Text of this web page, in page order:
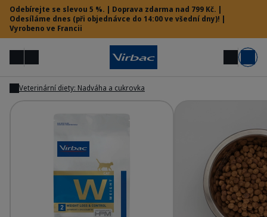
Odebírejte se slevou 5 %. | Doprava zdarma nad 799 Kč. |
Odesíláme dnes (při objednávce do 14:00 ve všední dny)! |
Vyrobeno ve Francii
MenuHledat Můj účet Košík
Veterinární diety: Nadváha a cukrovka
HPM Diet - Cat W2 Weight Loss & Control